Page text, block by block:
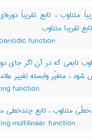
متناوب ، تابع تقریباً
تقریبا متناوب
function
تابعی که در آن اگر جای
، متغیّر وابسته تغییر
function
متناوب ، تابع چندخطی
multilinear function